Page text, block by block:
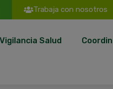
Trabaja con nosotros
Vigilancia Salud